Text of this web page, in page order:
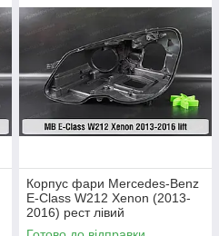
Корпус фари Mercedes-Benz
E-Class W212 Xenon (2013-
2016) рест лівий